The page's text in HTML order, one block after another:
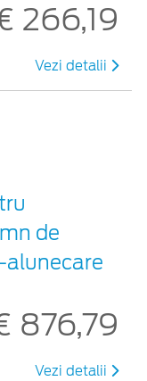
266,19
Vezi detalii
de
876,79
Vezi detalii